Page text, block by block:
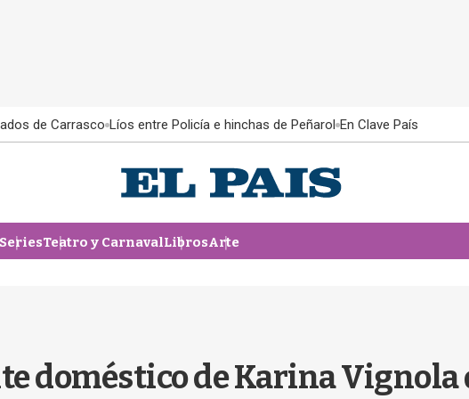
de Carrasco Líos entre Policía e hinchas de Peñarol En Clave País
SeriesTeatro y CarnavalLibrosArte
doméstico de Karina Vignola